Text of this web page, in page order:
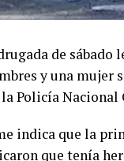
de sábado
y una mujer
Policía Nacional
indica que la
que tenía